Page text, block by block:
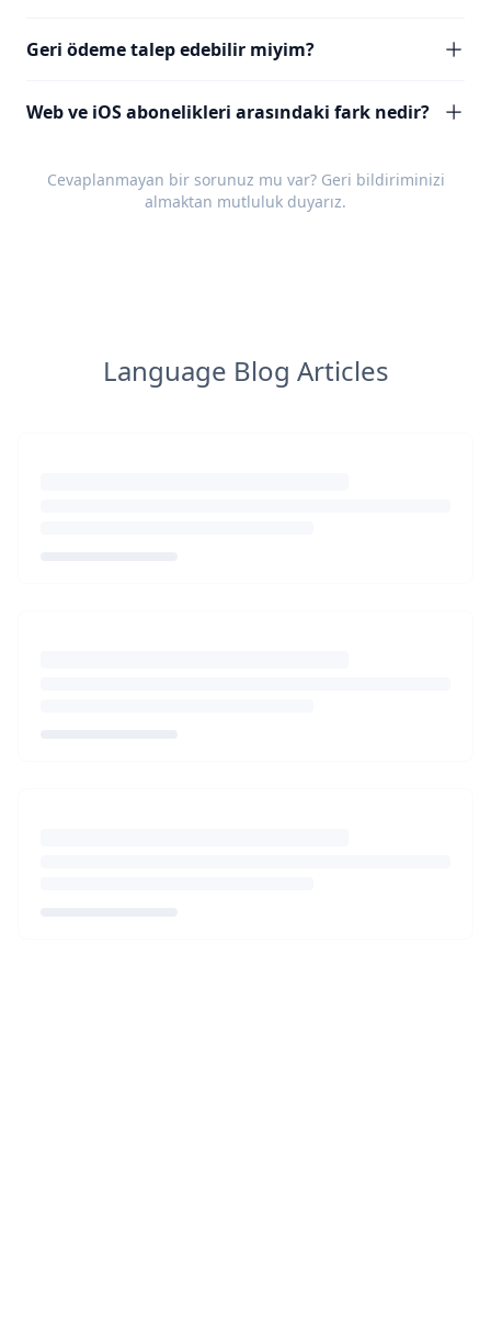
Geri ödeme talep edebilir miyim?
Web ve iOS abonelikleri arasındaki fark nedir?
Cevaplanmayan bir sorunuz mu var? Geri bildiriminizi
almaktan mutluluk duyarız.
Language Blog Articles